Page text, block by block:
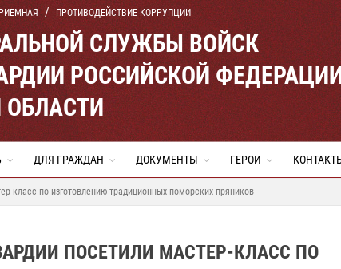
ПРОТИВОДЕЙСТВИЕ КОРРУПЦИИ
СЛУЖБЫ ВОЙСК
РОССИЙСКОЙ
ОБЛАСТИ
ДЛЯ ГРАЖДАН ДОКУМЕНТЫ ГЕРОИ
класс по изготовлению традиционных поморских пряников
ПОСЕТИЛИ МАСТЕР-КЛАСС ПО